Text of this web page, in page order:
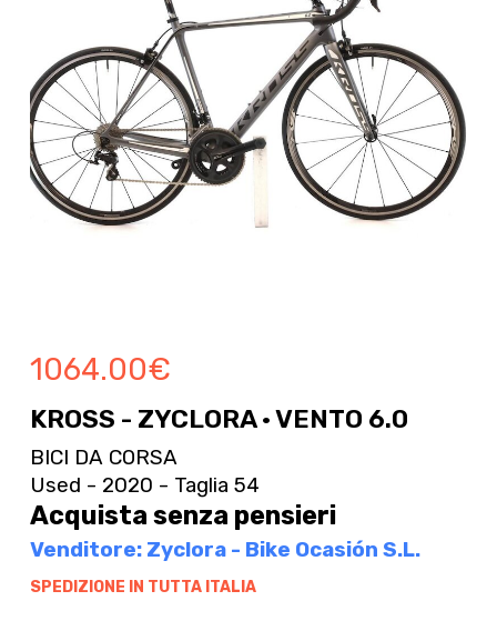
1064.00€
KROSS - ZYCLORA · VENTO 6.0
BICI DA CORSA
Used - 2020 - Taglia 54
Acquista senza pensieri
Venditore: Zyclora - Bike Ocasión S.L.
SPEDIZIONE IN TUTTA ITALIA